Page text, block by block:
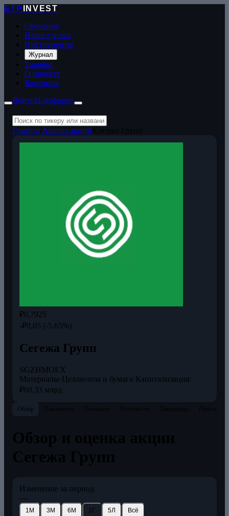
ETP
INVEST
Обучение
Наши сделки
Инструменты
Журнал
Тарифы
О проекте
Контакты
ВойтиПлатформа
Главная Анализ акций
₽0,7925
-₽0,05 (-5,65%)
Сегежа Групп
SGZHMOEX
Материалы·Целлюлоза и бумага·Капитализация:
₽60,33 млрд
Обзор
Изменение за период
—
1М 3М 6М 1Г 5Л Всё